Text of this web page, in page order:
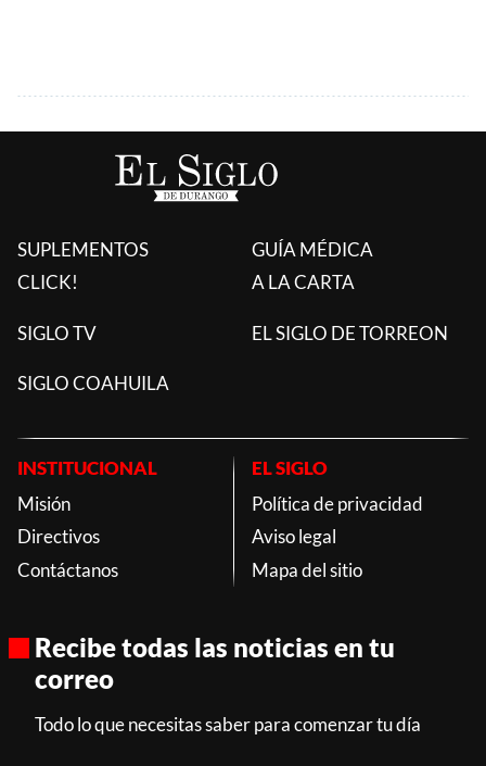
SUPLEMENTOS
CLICK!
GUÍA MÉDICA
A LA CARTA
SIGLO TV EL SIGLO DE TORREON
SIGLO COAHUILA
INSTITUCIONAL
Misión
Directivos
Contáctanos
EL SIGLO
Política de privacidad
Aviso legal
Mapa del sitio
Recibe todas las noticias en tu
correo
Todo lo que necesitas saber para comenzar tu día